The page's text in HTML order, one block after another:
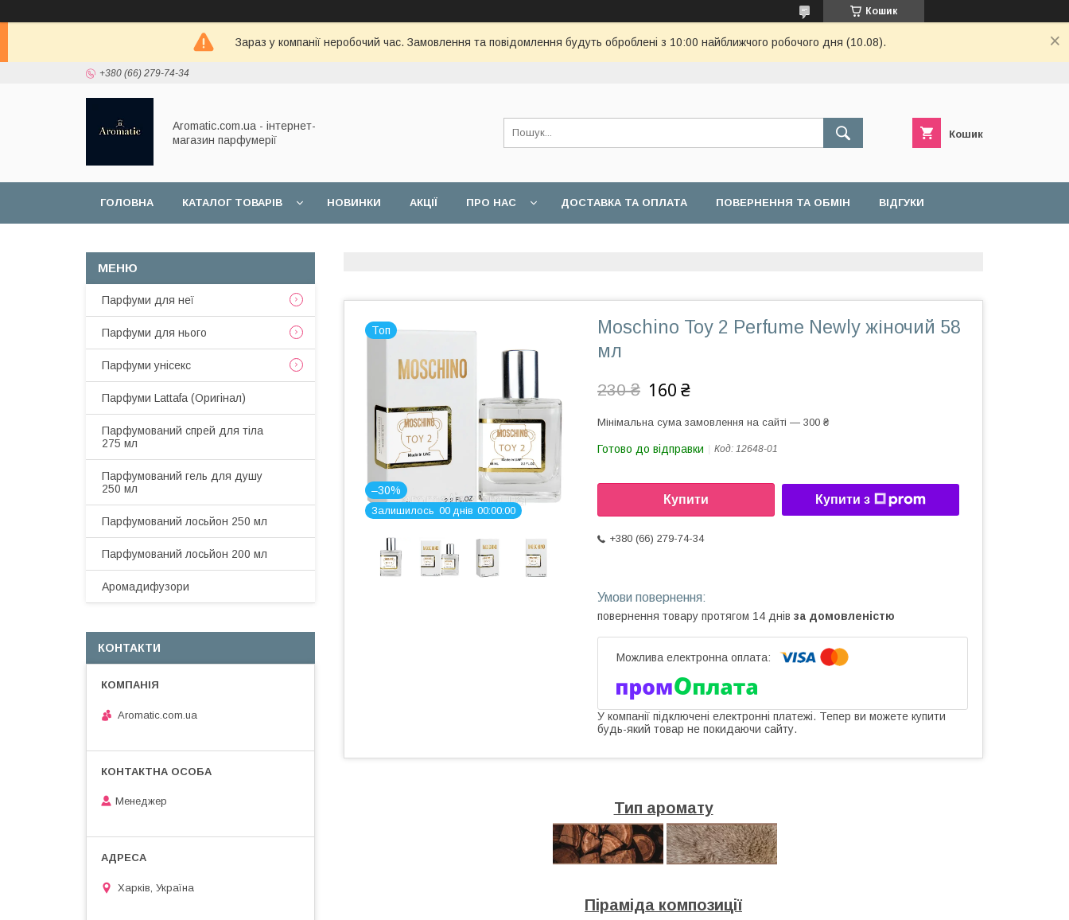
Кошик
Зараз у компанії неробочий час. Замовлення та повідомлення будуть оброблені з 10:00 найближчого робочого дня (10.08).
+380 (66) 279-74-34
Aromatic.com.ua - інтернет-
магазин парфумерії
Кошик
ГОЛОВНА КАТАЛОГ ТОВАРІВ НОВИНКИ АКЦІЇ ПРО НАС ДОСТАВКА ТА ОПЛАТА ПОВЕРНЕННЯ ТА ОБМІН ВІДГУКИ
Топ
–30%
Залишилось 00 днів 00 00 00
Moschino Toy 2 Perfume Newly жіночий 58
мл
230 ₴ 160 ₴
Мінімальна сума замовлення на сайті — 300 ₴
Готово до відправки Код: 12648-01
Купити Купити з
+380 (66) 279-74-34
повернення товару протягом 14 днів за домовленістю
У компанії підключені електронні платежі. Тепер ви можете купити
будь-який товар не покидаючи сайту.
Тип аромату
Піраміда композиції
Парфуми для неї
Парфуми для нього
Парфуми унісекс
Парфуми Lattafa (Оригінал)
Парфумований спрей для тіла
275 мл
Парфумований гель для душу
250 мл
Парфумований лосьйон 250 мл
Парфумований лосьйон 200 мл
Аромадифузори
КОНТАКТИ
Aromatic.com.ua
Менеджер
Харків, Україна